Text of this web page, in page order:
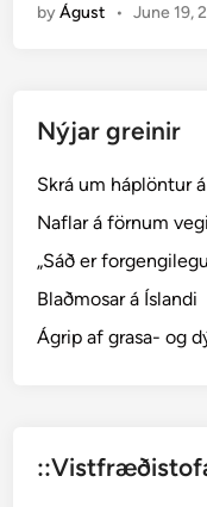
byÁgust • June 19,
Nýjar greinir
Skrá um háplöntur
Naflar á förnum vegi
„Sáð er
Blaðmosar á Íslandi
Ágrip af grasa- og